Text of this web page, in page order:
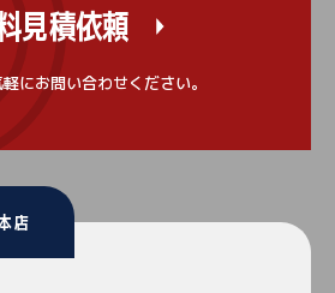
見積依頼
にお問い合わせください。
店